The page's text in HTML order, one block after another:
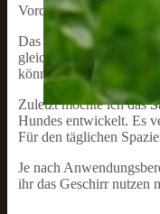
Vordergrund steht.
Das
Faster-Geschirr
gleichzeitig den Hund
könnte das Faster-
Zuletzt möchte ich das
Hundes entwickelt. Es
Für den täglichen
Je nach
ihr das Geschirr nutzen